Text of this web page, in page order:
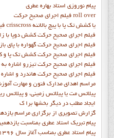
پيام نوروزي استاد بهاره عطري
فيلم اجراي صحيح حرکت roll over
فيلم اجراي صحيح حركت crisscross يا كشش تك پا با پيچ بالاتنه
فيلم اجراي صحيح حرکت كشش دوپا با
فيلم اجراي صحيح حرکت گهواره با پاي باز
فيلم اجراي صحيح حرکت کشش تک پا و
فيلم اجراي صحيح حرکت تيزرو اشاره به
فيلم اجراي صحيح حرکت هاندرد و اشاره
مراسم اهدای مدارک فنون و مهارت
پیلاتس مت یا پیلاتس زمینی، و پیلاتس
ايجاد مطلب در ديگر بخشها برا ک
گزارش تصويري از برگزاري مراسم
پيام تبريک استاد عطري بمناسبت
پيام استاد عطري بمناسب آغاز سال 1396